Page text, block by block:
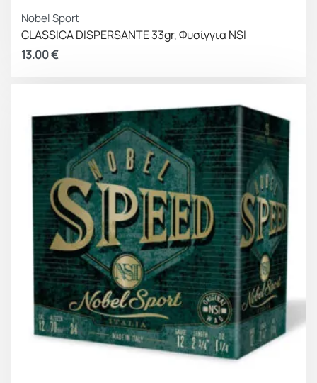
Nobel Sport
CLASSICA DISPERSANTE 33gr, Φυσίγγια NSI
13.00€